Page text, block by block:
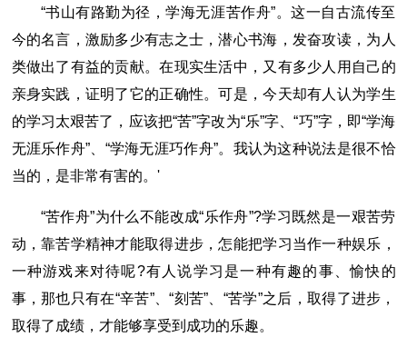
“书山有路勤为径，学海无涯苦作舟”。这一自古流传至
今的名言，激励多少有志之士，潜心书海，发奋攻读，为人
类做出了有益的贡献。在现实生活中，又有多少人用自己的
亲身实践，证明了它的正确性。可是，今天却有人认为学生
的学习太艰苦了，应该把“苦”字改为“乐”字、“巧”字，即“学海
无涯乐作舟”、“学海无涯巧作舟”。我认为这种说法是很不恰
当的，是非常有害的。'
“苦作舟”为什么不能改成“乐作舟”?学习既然是一艰苦劳
动，靠苦学精神才能取得进步，怎能把学习当作一种娱乐，
一种游戏来对待呢?有人说学习是一种有趣的事、愉快的
事，那也只有在“辛苦”、“刻苦”、“苦学”之后，取得了进步，
取得了成绩，才能够享受到成功的乐趣。